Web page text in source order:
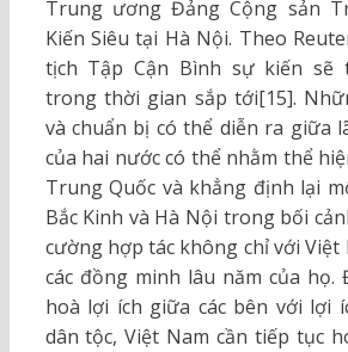
Trung ương Đảng Cộng sản
Kiến Siêu tại Hà Nội. Theo
tịch Tập Cận Bình sự kiến sẽ
trong thời gian sắp tới[15].
và chuẩn bị có thể diễn ra giữa
của hai nước có thể nhằm thể
Trung Quốc và khẳng định lại
Bắc Kinh và Hà Nội trong bối
cường hợp tác không chỉ với Việt
các đồng minh lâu năm của họ.
hoà lợi ích giữa các bên với lợi
dân tộc, Việt Nam cần tiếp tục